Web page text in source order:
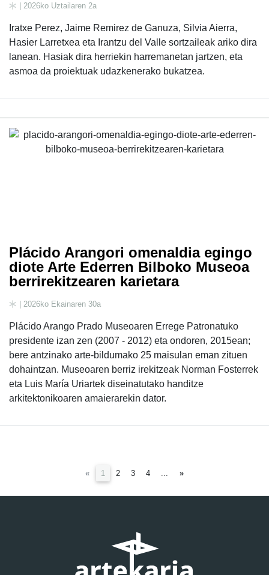
| 2026ko Uztailaren 2a
Iratxe Perez, Jaime Remirez de Ganuza, Silvia Aierra,
Hasier Larretxea eta Irantzu del Valle sortzaileak ariko dira
lanean. Hasiak dira herriekin harremanetan jartzen, eta
asmoa da proiektuak udazkenerako bukatzea.
Plácido Arangori omenaldia egingo
diote Arte Ederren Bilboko Museoa
berrirekitzearen karietara
| 2026ko Ekainaren 30a
Plácido Arango Prado Museoaren Errege Patronatuko
presidente izan zen (2007 - 2012) eta ondoren, 2015ean;
bere antzinako arte-bildumako 25 maisulan eman zituen
dohaintzan. Museoaren berriz irekitzeak Norman Fosterrek
eta Luis María Uriartek diseinatutako handitze
arkitektonikoaren amaierarekin dator.
« 1 (current)
2 3 4 »